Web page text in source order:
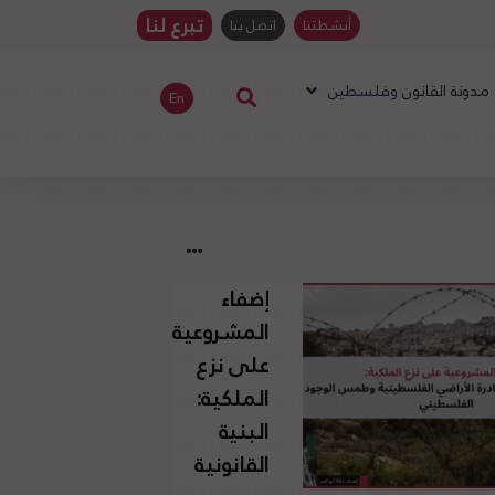
أنشطتنا اتصل بنا تبرع لنا
مدونة القانون وفلسطين En
إضفاء
المشروعية
على نزع
الملكية:
البنية
القانونية